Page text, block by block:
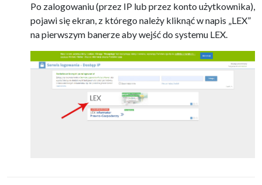
Po zalogowaniu (przez IP lub przez konto użytkownika),
pojawi się ekran, z którego należy kliknąć w napis „LEX”
na pierwszym banerze aby wejść do systemu LEX.